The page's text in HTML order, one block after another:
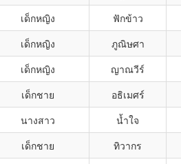
เด็กหญิง ฟักข้าว
เด็กหญิง ภูณิษศา
เด็กหญิง ญาณวีร์
เด็กชาย อธิเมศร์
นางสาว น้ำใจ
เด็กชาย ทิวากร